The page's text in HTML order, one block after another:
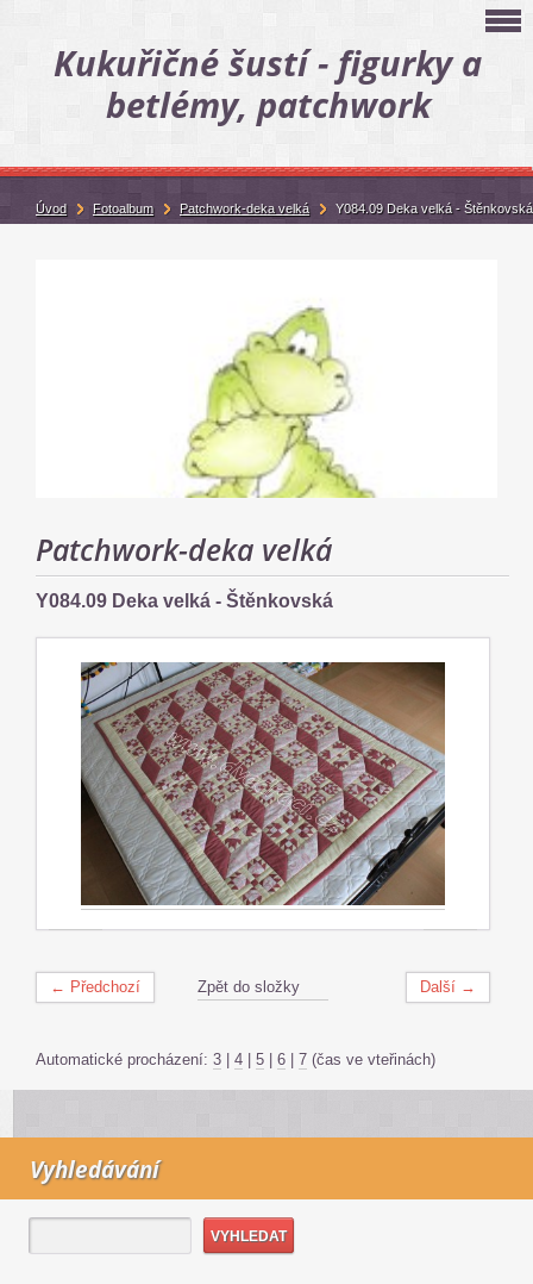
Kukuřičné šustí - figurky a
betlémy, patchwork
Patchwork-deka velká
Y084.09 Deka velká - Štěnkovská
← Předchozí Další →
Zpět do složky
Automatické procházení: 3 | 4 | 5 | 6 | 7 (čas ve vteřinách)
Vyhledávání
Úvod Fotoalbum Patchwork-deka velká Y084.09 Deka velká - Štěnkovská